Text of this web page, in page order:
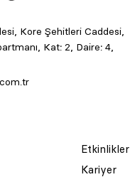
Kore Şehitleri Caddesi,
Kat: 2, Daire: 4,
Etkinlikler
Kariyer